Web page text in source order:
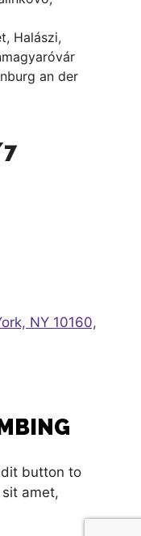
Halászi,
an der
NY 10160,
button to
amet,